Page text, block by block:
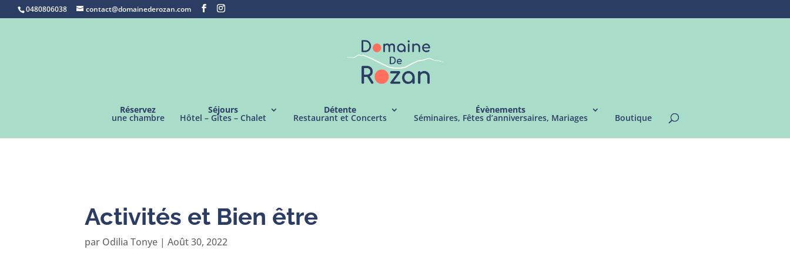
0480806038 contact@domainederozan.com
Réservez
une chambre
Séjours
Hôtel – Gîtes – Chalet
Détente
Restaurant et Concerts
Évènements
Séminaires, Fêtes d’anniversaires, Mariages Boutique
Activités et Bien être
par Odilia Tonye |Août 30, 2022